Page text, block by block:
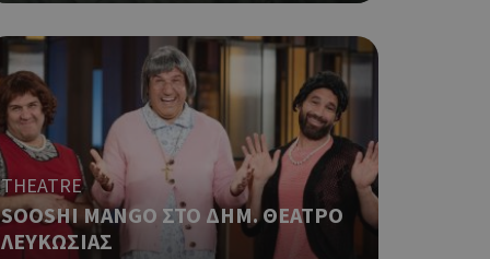
THEATRE
SOOSHI MANGO ΣΤΟ ΔΗΜ. ΘΕΑΤΡΟ
ΛΕΥΚΩΣΙΑΣ
για ένα
είναι
ο
ένα καλό
σελίδων.
Google